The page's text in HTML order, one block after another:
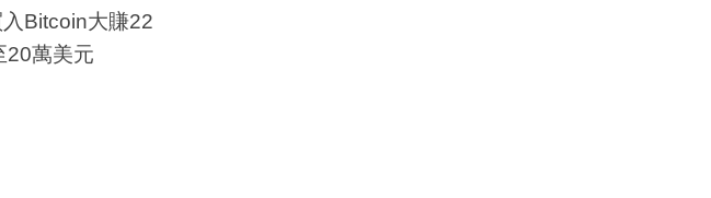
入Bitcoin大賺22
20萬美元